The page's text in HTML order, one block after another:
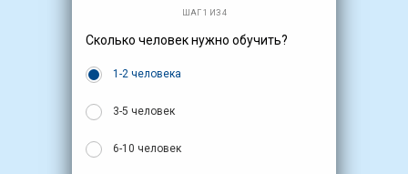
ШАГ 1 ИЗ 4
Сколько человек нужно обучить?
1-2 человека
3-5 человек
6-10 человек